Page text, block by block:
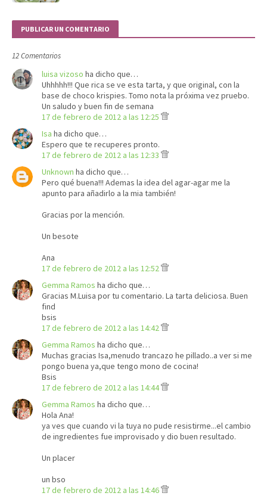
PUBLICAR UN COMENTARIO
12 Comentarios
luisa vizoso ha dicho que…
Uhhhhh!!! Que rica se ve esta tarta, y que original, con la
base de choco krispies. Tomo nota la próxima vez pruebo.
Un saludo y buen fin de semana
17 de febrero de 2012 a las 12:25
Isa ha dicho que…
Espero que te recuperes pronto.
17 de febrero de 2012 a las 12:33
Unknown ha dicho que…
Pero qué buena!!! Ademas la idea del agar-agar me la
apunto para añadirlo a la mia también!
Gracias por la mención.
Un besote
Ana
17 de febrero de 2012 a las 12:52
Gemma Ramos ha dicho que…
Gracias M.Luisa por tu comentario. La tarta deliciosa. Buen
find
bsis
17 de febrero de 2012 a las 14:42
Gemma Ramos ha dicho que…
Muchas gracias Isa,menudo trancazo he pillado..a ver si me
pongo buena ya,que tengo mono de cocina!
Bsis
17 de febrero de 2012 a las 14:44
Gemma Ramos ha dicho que…
Hola Ana!
ya ves que cuando vi la tuya no pude resistirme...el cambio
de ingredientes fue improvisado y dio buen resultado.
Un placer
un bso
17 de febrero de 2012 a las 14:46